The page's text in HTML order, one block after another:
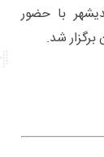
مهدیشهر با حضور
شد.